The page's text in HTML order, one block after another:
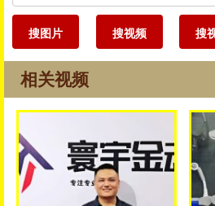
搜图片 搜视频 搜
相关视频